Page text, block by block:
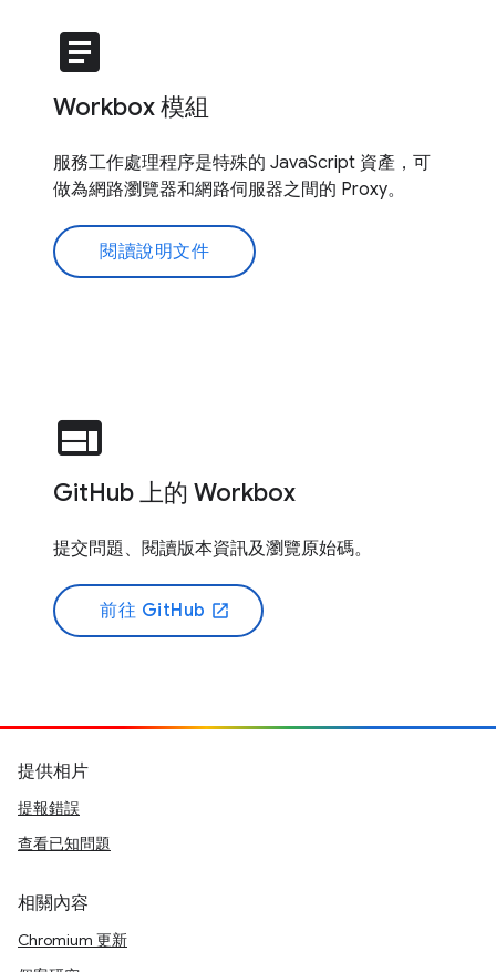
article
Workbox 模組
服務工作處理程序是特殊的 JavaScript 資產，可
做為網路瀏覽器和網路伺服器之間的 Proxy。
閱讀說明文件
web
GitHub 上的 Workbox
提交問題、閱讀版本資訊及瀏覽原始碼。
前往 GitHub open_in_new
提供相片
提報錯誤
查看已知問題
相關內容
Chromium 更新